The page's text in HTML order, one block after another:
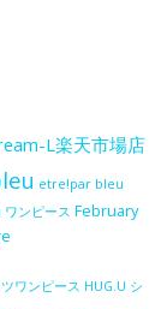
L楽天市場店
etre!par bleu
ンピース February
ワンピース HUG.U シ